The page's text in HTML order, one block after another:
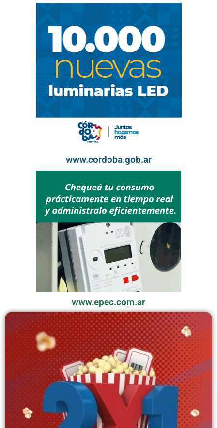
www.cordoba.gob.ar
www.epec.com.ar